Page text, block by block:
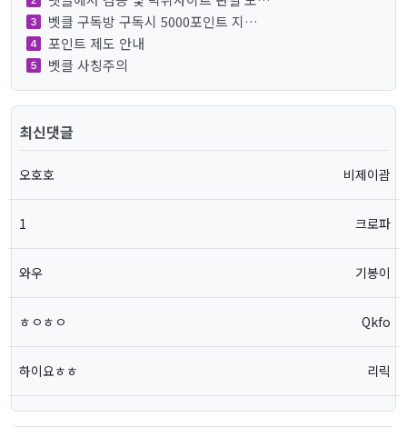
벳클 구독방 구독시 5000포인트 지…
포인트 제도 안내
벳클 사칭주의
최신댓글
오호호 비제이괌
1 크로파
와우 기봉이
ㅎㅇㅎㅇ Qkfo
하이요ㅎㅎ 리릭